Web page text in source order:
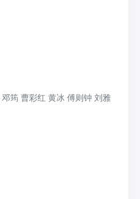
邓筠 曹彩红 黄冰 傅则钟 刘雅